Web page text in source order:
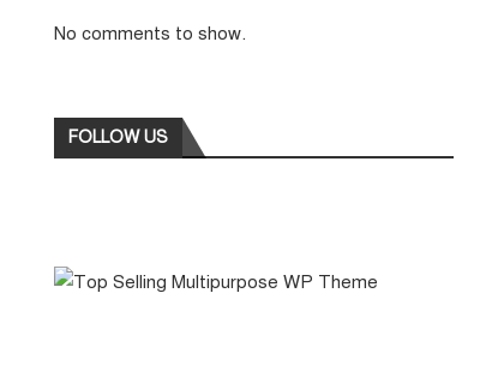
No comments to show.
FOLLOW US